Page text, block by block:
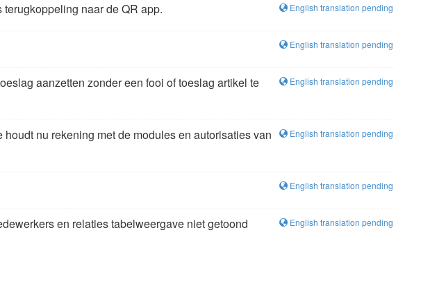
English translation pending
naar de QR app.
English translation pending
English translation pending
aanzetten zonder een fooi of toeslag artikel te
English translation pending
nu rekening met de modules en autorisaties van
English translation pending
English translation pending
en relaties tabelweergave niet getoond